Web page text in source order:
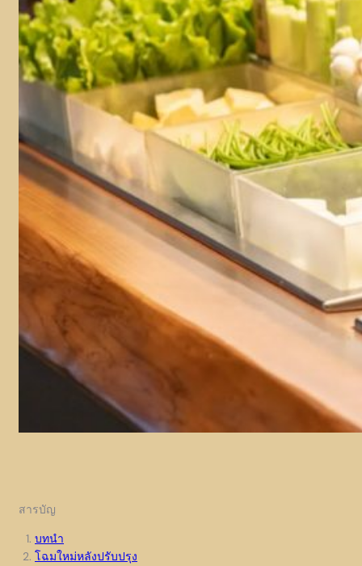
สารบัญ
บทนำ
โฉมใหม่หลังปรับปรุง